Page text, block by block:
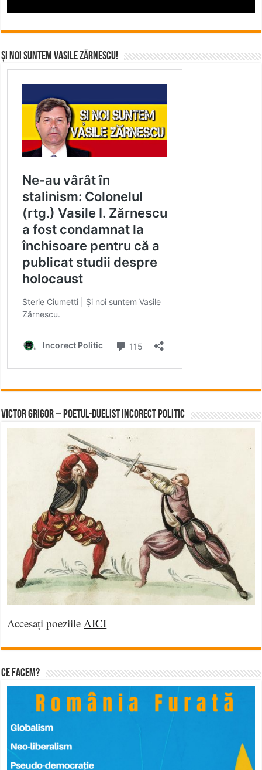
Și noi suntem Vasile Zărnescu!
Victor Grigor – Poetul-Duelist Incorect Politic
Accesați poeziile AICI
Ce facem?